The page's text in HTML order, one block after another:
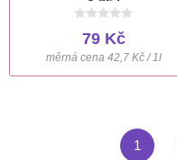
1,85 l
79 Kč
měrná cena 42,7 Kč / 1l
1